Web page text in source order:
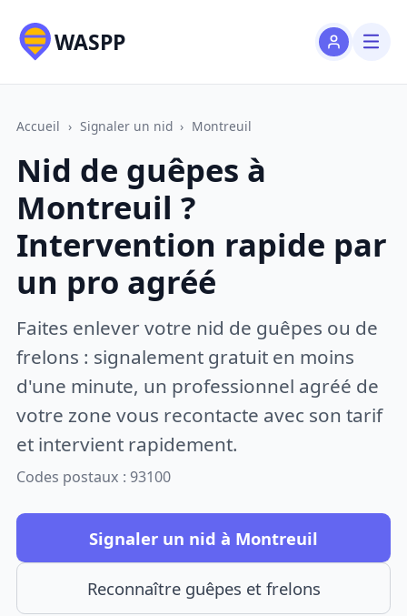
WASPP
Accueil › Signaler un nid › Montreuil
Nid de guêpes à
Montreuil ?
Intervention rapide par
un pro agréé
Faites enlever votre nid de guêpes ou de
frelons : signalement gratuit en moins
d'une minute, un professionnel agréé de
votre zone vous recontacte avec son tarif
et intervient rapidement.
Codes postaux : 93100
Signaler un nid à Montreuil
Reconnaître guêpes et frelons